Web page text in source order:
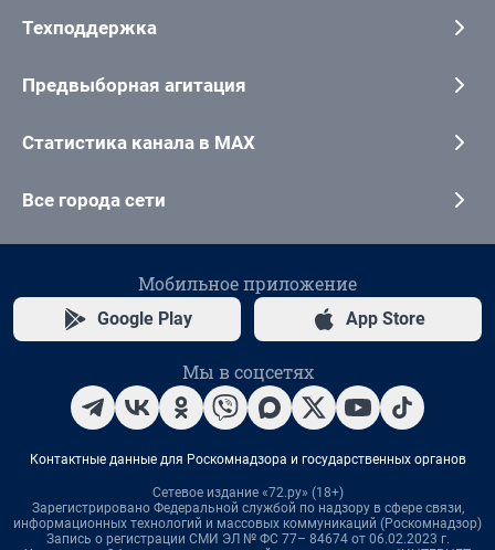
Техподдержка
Предвыборная агитация
Статистика канала в MAX
Все города сети
Мобильное приложение
Google Play App Store
Мы в соцсетях
Контактные данные для Роскомнадзора и государственных органов
Сетевое издание «72.ру» (18+)
Зарегистрировано Федеральной службой по надзору в сфере связи,
информационных технологий и массовых коммуникаций (Роскомнадзор)
Запись о регистрации СМИ ЭЛ № ФС 77– 84674 от 06.02.2023 г.